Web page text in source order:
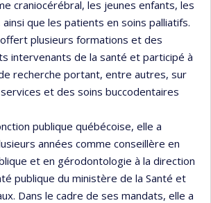
craniocérébral, les jeunes enfants, les
que les patients en soins palliatifs.
plusieurs formations et des
intervenants de la santé et participé à
recherche portant, entre autres, sur
et des soins buccodentaires
publique québécoise, elle a
années comme conseillère en
et en gérodontologie à la direction
publique du ministère de la Santé et
Dans le cadre de ses mandats, elle a